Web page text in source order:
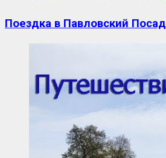
Поездка в Павловский Посад